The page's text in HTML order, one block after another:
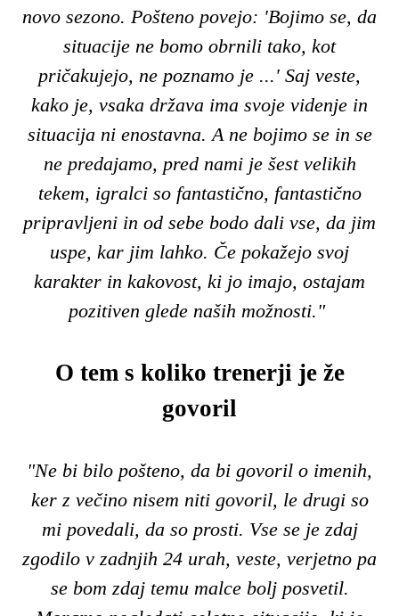
novo sezono. Pošteno povejo: 'Bojimo se, da
situacije ne bomo obrnili tako, kot
pričakujejo, ne poznamo je ...' Saj veste,
kako je, vsaka država ima svoje videnje in
situacija ni enostavna. A ne bojimo se in se
ne predajamo, pred nami je šest velikih
tekem, igralci so fantastično, fantastično
pripravljeni in od sebe bodo dali vse, da jim
uspe, kar jim lahko. Če pokažejo svoj
karakter in kakovost, ki jo imajo, ostajam
pozitiven glede naših možnosti."
O tem s koliko trenerji je že
govoril
"Ne bi bilo pošteno, da bi govoril o imenih,
ker z večino nisem niti govoril, le drugi so
mi povedali, da so prosti. Vse se je zdaj
zgodilo v zadnjih 24 urah, veste, verjetno pa
se bom zdaj temu malce bolj posvetil.